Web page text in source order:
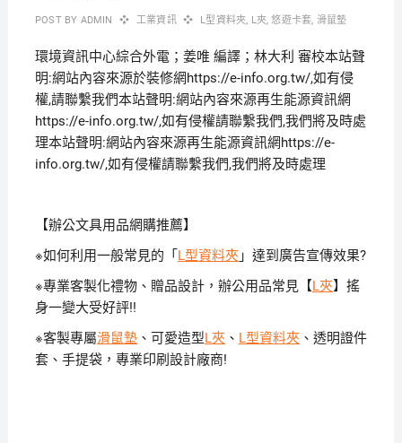
POST BY ADMIN 工業資訊 L型資料夾, L夾,悠遊卡套, 滑鼠墊
環境資訊中心綜合外電；姜唯 編譯；林大利 審校本站聲
明:網站內容來源於裝修網https://e-info.org.tw/,如有侵
權,請聯繫我們本站聲明:網站內容來源再生能源資訊網
https://e-info.org.tw/,如有侵權請聯繫我們,我們將及時處
理本站聲明:網站內容來源再生能源資訊網https://e-
info.org.tw/,如有侵權請聯繫我們,我們將及時處理
【辦公文具用品網購推薦】
※如何利用一般常見的「 L型資料夾」達到廣告宣傳效果?
※專業客製化禮物、贈品設計，辦公用品常見【L夾】搖
身一變大受好評!!
※客製專屬滑鼠墊、可愛造型L夾、 L型資料夾、透明證件
套、手提袋，專業印刷設計廠商!